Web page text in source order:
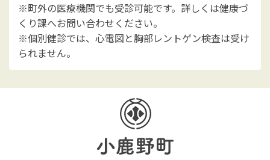
※町外の医療機関でも受診可能です。詳しくは健康づ
くり課へお問い合わせください。
※個別健診では、心電図と胸部レントゲン検査は受け
られません。